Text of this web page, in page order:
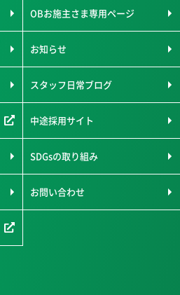
OBお施主さま専用ページ
お知らせ
スタッフ日常ブログ
中途採用サイト
SDGsの取り組み
お問い合わせ